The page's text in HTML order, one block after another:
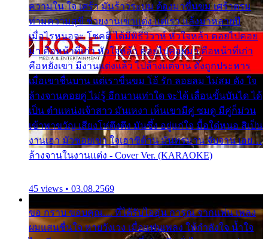
ความใน ใจ เศร้า มันร้าวระบม ต้องมาขื่นขม เศร้าตรม
ท่ามความสุขี ช่วยงานเขาแต่ง แต่เรา แล้งมาหลายปี
เมื่อไรหนอจะ โชคดี ได้มีพิธีวิวาห์ หัวใจหล้า คอยไปคอย
มา คือหน้าที่เก่า หัวใจหล้า คอยไปคอยมา คือหน้าที่เก่า
คือหยังเขา มีงานแต่งแล้ว ไปล้างแต่จาน ดั่งถูกประหาร
เมื่อเขาชื่นบาน แต่เราขื่นขม โอ้ รัก ลอยลม ไม่สม ดัง ใจ
ล้างจานคอยคู่ ไม่รู้ อีกนานเท่าใด จะได้ เลื่อนขั้นบันได ได้
เป็น ตำแหน่งเจ้าสาว มันเหงา เห็นเขามีคู่ ซมดู มีคู่ก็ม่วน
เข้าพาขวัญ เสียงโห่ตึงตึง มันซึ้ง อยู่แก่ใจ มื้อใด๋หนอ สิเป็น
งานเฮา มัวซอยเขา ใจเฮาซิด้าน มันทรมาน จับจาน เอย…
ล้างจานในงานแต่ง - Cover Ver. (KARAOKE)
45 views • 03.08.2569
ขอ กราบ ขอบคุณ.... ที่ได้รับไออุ่น การุณ จากแฟน เพลง
ผมแสนชื่นใจ หายวังเวง เมื่อแฟนเพลง ให้กำลังใจ น้ำใจ